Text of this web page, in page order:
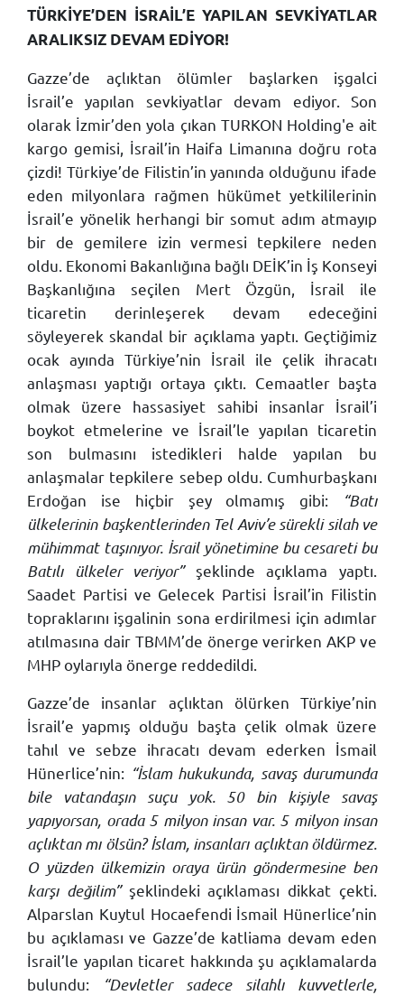
TÜRKİYE’DEN İSRAİL’E YAPILAN SEVKİYATLAR
ARALIKSIZ DEVAM EDİYOR!
Gazze’de açlıktan ölümler başlarken işgalci
İsrail’e yapılan sevkiyatlar devam ediyor. Son
olarak İzmir’den yola çıkan TURKON Holding'e ait
kargo gemisi, İsrail’in Haifa Limanına doğru rota
çizdi! Türkiye’de Filistin’in yanında olduğunu ifade
eden milyonlara rağmen hükümet yetkililerinin
İsrail’e yönelik herhangi bir somut adım atmayıp
bir de gemilere izin vermesi tepkilere neden
oldu. Ekonomi Bakanlığına bağlı DEİK’in İş Konseyi
Başkanlığına seçilen Mert Özgün, İsrail ile
ticaretin derinleşerek devam edeceğini
söyleyerek skandal bir açıklama yaptı. Geçtiğimiz
ocak ayında Türkiye’nin İsrail ile çelik ihracatı
anlaşması yaptığı ortaya çıktı. Cemaatler başta
olmak üzere hassasiyet sahibi insanlar İsrail’i
boykot etmelerine ve İsrail’le yapılan ticaretin
son bulmasını istedikleri halde yapılan bu
anlaşmalar tepkilere sebep oldu. Cumhurbaşkanı
Erdoğan ise hiçbir şey olmamış gibi:
“Batı
ülkelerinin başkentlerinden Tel Aviv’e sürekli silah ve
mühimmat taşınıyor. İsrail yönetimine bu cesareti bu
Batılı ülkeler veriyor” şeklinde açıklama yaptı.
Saadet Partisi ve Gelecek Partisi İsrail’in Filistin
topraklarını işgalinin sona erdirilmesi için adımlar
atılmasına dair TBMM’de önerge verirken AKP ve
MHP oylarıyla önerge reddedildi.
Gazze’de insanlar açlıktan ölürken Türkiye’nin
İsrail’e yapmış olduğu başta çelik olmak üzere
tahıl ve sebze ihracatı devam ederken İsmail
Hünerlice’nin: “İslam hukukunda, savaş durumunda
bile vatandaşın suçu yok. 50 bin kişiyle savaş
yapıyorsan, orada 5 milyon insan var. 5 milyon insan
açlıktan mı ölsün? İslam, insanları açlıktan öldürmez.
O yüzden ülkemizin oraya ürün göndermesine ben
karşı değilim” şeklindeki açıklaması dikkat çekti.
Alparslan Kuytul Hocaefendi İsmail Hünerlice’nin
bu açıklaması ve Gazze’de katliama devam eden
İsrail’le yapılan ticaret hakkında şu açıklamalarda
bulundu:
“Devletler sadece silahlı kuvvetlerle,